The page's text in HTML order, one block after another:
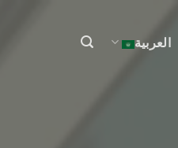
العربية